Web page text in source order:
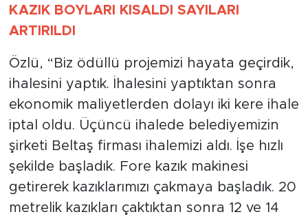
KAZIK BOYLARI KISALDI SAYILARI
ARTIRILDI
Özlü, “Biz ödüllü projemizi hayata geçirdik,
ihalesini yaptık. İhalesini yaptıktan sonra
ekonomik maliyetlerden dolayı iki kere ihale
iptal oldu. Üçüncü ihalede belediyemizin
şirketi Beltaş firması ihalemizi aldı. İşe hızlı
şekilde başladık. Fore kazık makinesi
getirerek kazıklarımızı çakmaya başladık. 20
metrelik kazıkları çaktıktan sonra 12 ve 14